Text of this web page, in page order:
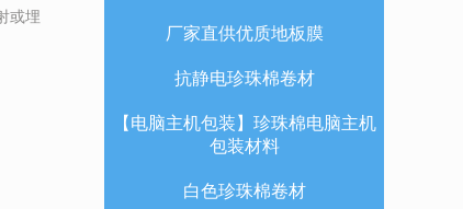
或埋
厂家直供优质地板膜
抗静电珍珠棉卷材
【电脑主机包装】珍珠棉电脑主机
包装材料
白色珍珠棉卷材